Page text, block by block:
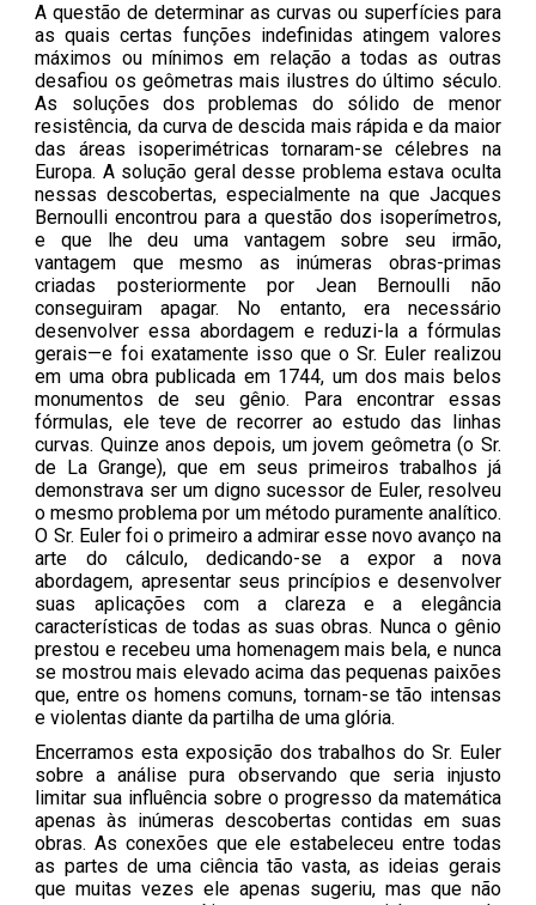
A questão de determinar as curvas ou superfícies para
as quais certas funções indefinidas atingem valores
máximos ou mínimos em relação a todas as outras
desafiou os geômetras mais ilustres do último século.
As soluções dos problemas do sólido de menor
resistência, da curva de descida mais rápida e da maior
das áreas isoperimétricas tornaram-se célebres na
Europa. A solução geral desse problema estava oculta
nessas descobertas, especialmente na que Jacques
Bernoulli encontrou para a questão dos isoperímetros,
e que lhe deu uma vantagem sobre seu irmão,
vantagem que mesmo as inúmeras obras-primas
criadas posteriormente por Jean Bernoulli não
conseguiram apagar. No entanto, era necessário
desenvolver essa abordagem e reduzi-la a fórmulas
gerais—e foi exatamente isso que o Sr. Euler realizou
em uma obra publicada em 1744, um dos mais belos
monumentos de seu gênio. Para encontrar essas
fórmulas, ele teve de recorrer ao estudo das linhas
curvas. Quinze anos depois, um jovem geômetra (o Sr.
de La Grange), que em seus primeiros trabalhos já
demonstrava ser um digno sucessor de Euler, resolveu
o mesmo problema por um método puramente analítico.
O Sr. Euler foi o primeiro a admirar esse novo avanço na
arte do cálculo, dedicando-se a expor a nova
abordagem, apresentar seus princípios e desenvolver
suas aplicações com a clareza e a elegância
características de todas as suas obras. Nunca o gênio
prestou e recebeu uma homenagem mais bela, e nunca
se mostrou mais elevado acima das pequenas paixões
que, entre os homens comuns, tornam-se tão intensas
e violentas diante da partilha de uma glória.
Encerramos esta exposição dos trabalhos do Sr. Euler
sobre a análise pura observando que seria injusto
limitar sua influência sobre o progresso da matemática
apenas às inúmeras descobertas contidas em suas
obras. As conexões que ele estabeleceu entre todas
as partes de uma ciência tão vasta, as ideias gerais
que muitas vezes ele apenas sugeriu, mas que não